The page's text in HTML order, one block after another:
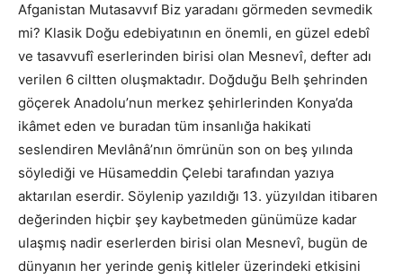
Afganistan Mutasavvıf Biz yaradanı görmeden sevmedik
mi? Klasik Doğu edebiyatının en önemli, en güzel edebî
ve tasavvufî eserlerinden birisi olan Mesnevî, defter adı
verilen 6 ciltten oluşmaktadır. Doğduğu Belh şehrinden
göçerek Anadolu’nun merkez şehirlerinden Konya’da
ikâmet eden ve buradan tüm insanlığa hakikati
seslendiren Mevlânâ’nın ömrünün son on beş yılında
söylediği ve Hüsameddin Çelebi tarafından yazıya
aktarılan eserdir. Söylenip yazıldığı 13. yüzyıldan itibaren
değerinden hiçbir şey kaybetmeden günümüze kadar
ulaşmış nadir eserlerden birisi olan Mesnevî, bugün de
dünyanın her yerinde geniş kitleler üzerindeki etkisini